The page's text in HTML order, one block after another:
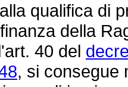
qualifica di
della
40 del
, si consegue